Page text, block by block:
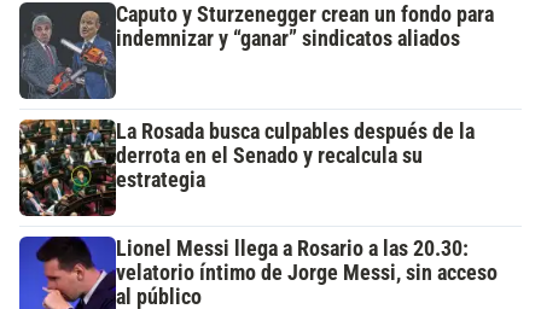
Caputo y Sturzenegger crean un fondo para
indemnizar y “ganar” sindicatos aliados
La Rosada busca culpables después de la
derrota en el Senado y recalcula su
estrategia
Lionel Messi llega a Rosario a las 20.30:
velatorio íntimo de Jorge Messi, sin acceso
al público